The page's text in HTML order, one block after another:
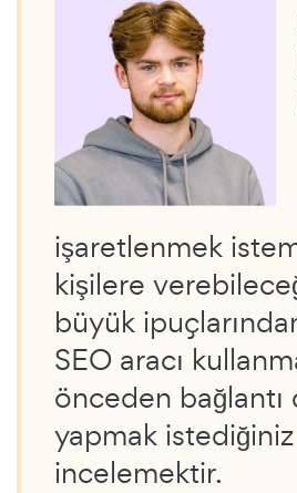
işaretlenmek
kişilere
büyük
SEO aracı
önceden bağlantı
yapmak
incelemektir.